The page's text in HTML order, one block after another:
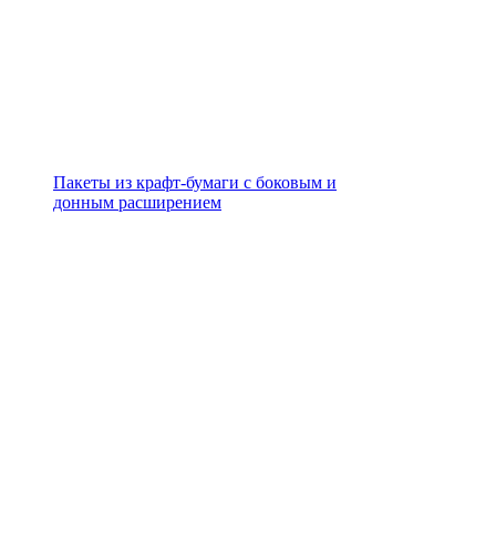
Пакеты из крафт-бумаги с боковым и
донным расширением